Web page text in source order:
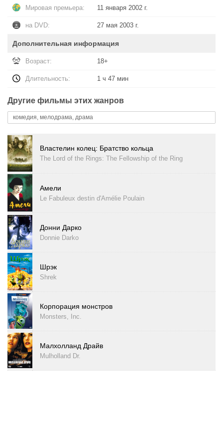
Мировая премьера: 11 января 2002 г.
на DVD: 27 мая 2003 г.
Дополнительная информация
Возраст: 18+
Длительность: 1 ч 47 мин
Другие фильмы этих жанров
комедия, мелодрама, драма
Властелин колец: Братство кольца
The Lord of the Rings: The Fellowship of the Ring
Амели
Le Fabuleux destin d'Amélie Poulain
Донни Дарко
Donnie Darko
Шрэк
Shrek
Корпорация монстров
Monsters, Inc.
Малхолланд Драйв
Mulholland Dr.